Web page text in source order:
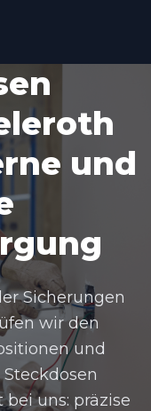
und
Sicherungen
wir den
und
uns: präzise